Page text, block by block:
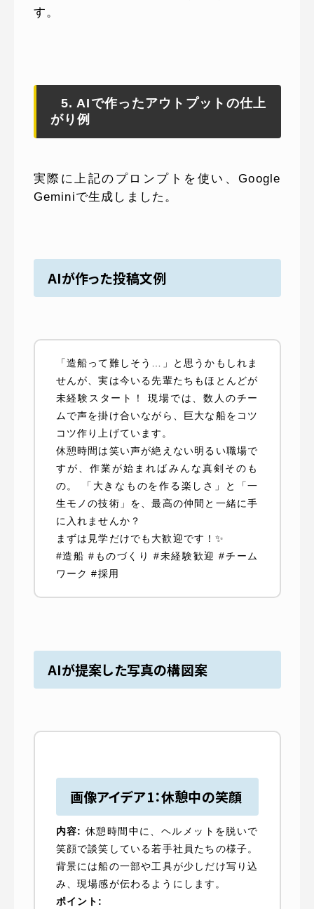
す。
5. AIで作ったアウトプットの仕上
がり例
実際に上記のプロンプトを使い、Google
Geminiで生成しました。
AIが作った投稿文例
「造船って難しそう…」と思うかもしれま
せんが、実は今いる先輩たちもほとんどが
未経験スタート！ 現場では、数人のチー
ムで声を掛け合いながら、巨大な船をコツ
コツ作り上げています。
休憩時間は笑い声が絶えない明るい職場で
すが、作業が始まればみんな真剣そのも
の。 「大きなものを作る楽しさ」と「一
生モノの技術」を、最高の仲間と一緒に手
に入れませんか？
まずは見学だけでも大歓迎です！✨
#造船 #ものづくり #未経験歓迎 #チーム
ワーク #採用
AIが提案した写真の構図案
画像アイデア1：休憩中の笑顔
内容: 休憩時間中に、ヘルメットを脱いで
笑顔で談笑している若手社員たちの様子。
背景には船の一部や工具が少しだけ写り込
み、現場感が伝わるようにします。
ポイント: